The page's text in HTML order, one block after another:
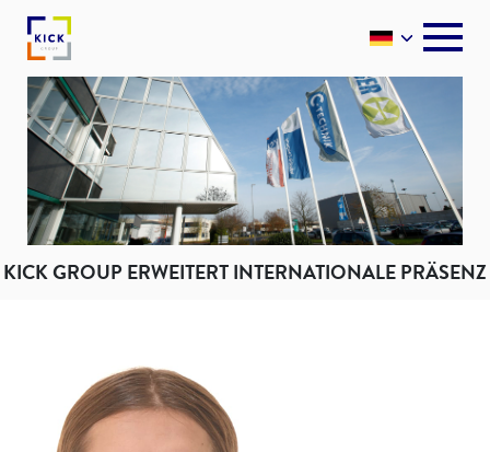
KICK GROUP ERWEITERT INTERNATIONALE PRÄSENZ